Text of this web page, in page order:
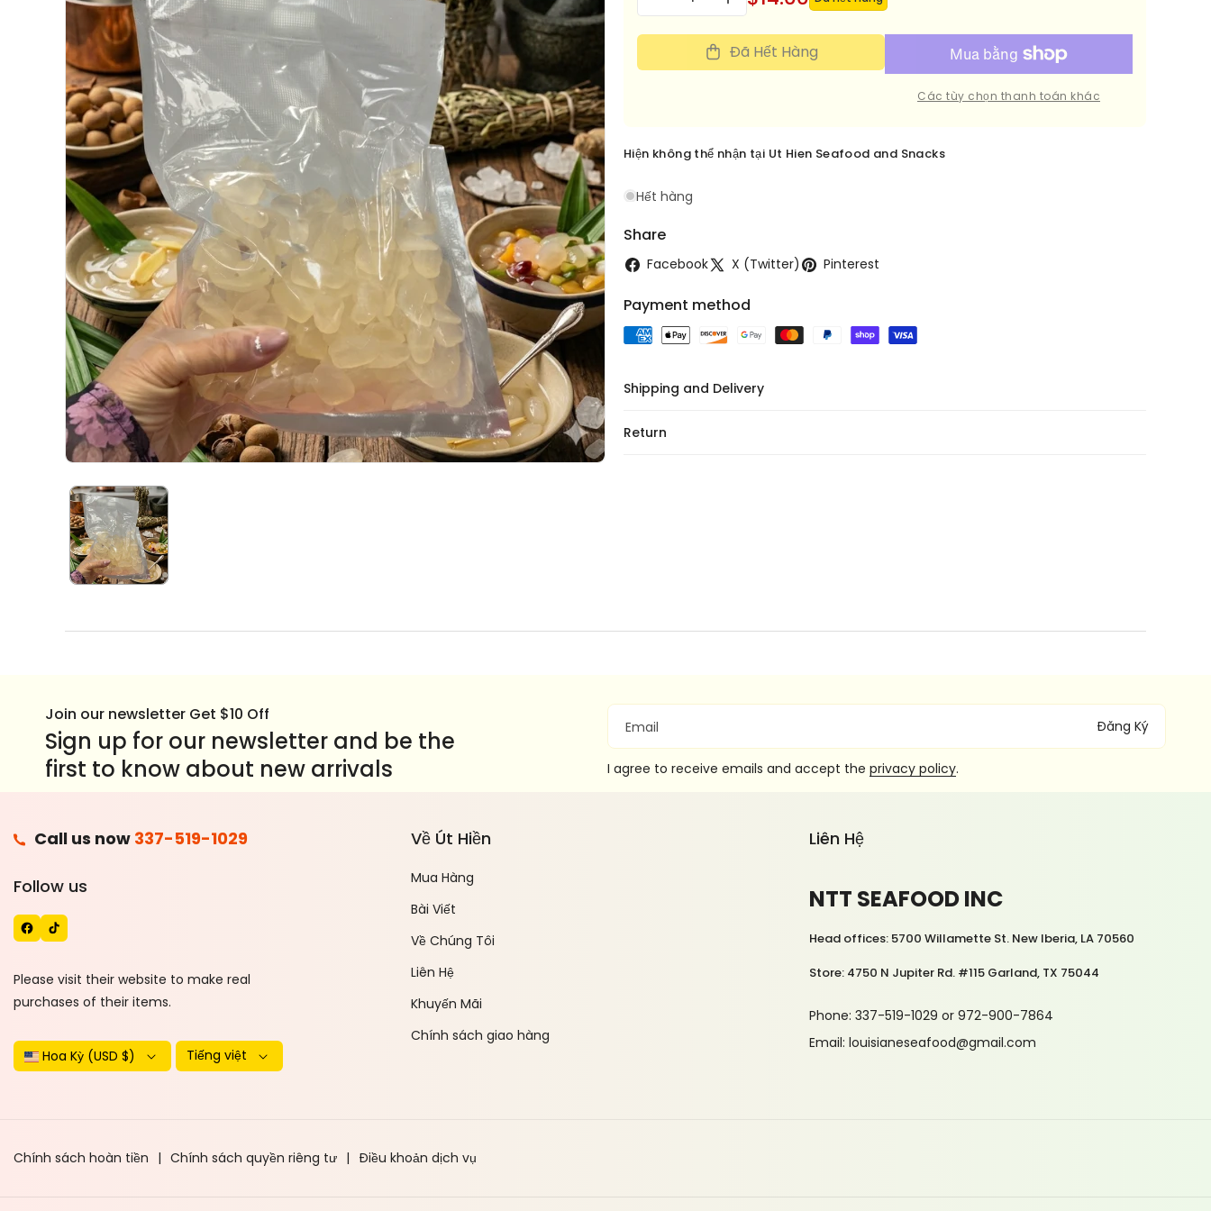
Giảm
Tăng
lượng
cho
Đã Hết Hàng
Các tùy chọn thanh toán khác
Hiện không thể nhận tại Ut Hien Seafood and Snacks
Hết hàng
Share
Facebook X (Twitter) Pinterest
Payment method
Shipping and Delivery
Return
Join our newsletter Get $10 Off
Sign up for our newsletter and be the
first to know about new arrivals
Email Đăng Ký
I agree to receive emails and accept the privacy policy.
Call us now 337-519-1029
Follow us
C
E
B
I
K
T
Please visit their website to make real
purchases of their items.
Hoa Kỳ (USD $) Tiếng việt
Về Út Hiền
Mua Hàng
Bài Viết
Về Chúng Tôi
Liên Hệ
Khuyến Mãi
Chính sách giao hàng
Liên Hệ
NTT SEAFOOD INC
Head offices: 5700 Willamette St. New Iberia, LA 70560
Store: 4750 N Jupiter Rd. #115 Garland, TX 75044
Phone: 337-519-1029 or 972-900-7864
Email: louisianeseafood@gmail.com
Chính sách hoàn tiền Chính sách quyền riêng tư Điều khoản dịch vụ